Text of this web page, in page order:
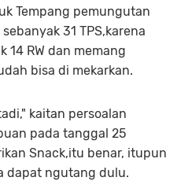
Tempang pemungutan
31 TPS,karena
14 RW dan memang
bisa di mekarkan.
kaitan persoalan
pada tanggal 25
Snack,itu benar, itupun
dapat ngutang dulu.